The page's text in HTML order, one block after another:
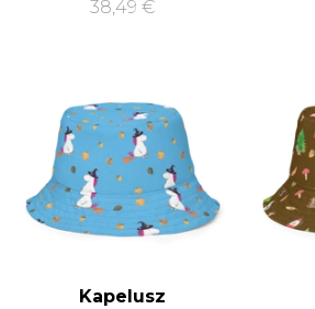
38,49 €
Kapelusz